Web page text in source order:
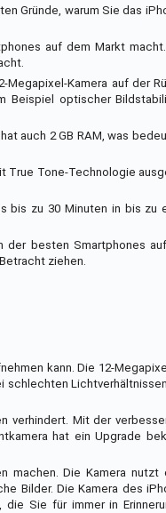
Gründe, warum Sie das
auf dem Markt
Megapixel-Kamera auf der
Beispiel optischer
auch 2 GB RAM, was
True Tone-Technologie
bis zu 30 Minuten in bis zu
der besten Smartphones
ziehen.
kann. Die 12-
schlechten
verhindert. Mit der
hat ein Upgrade
machen. Die Kamera nutzt
Bilder. Die Kamera des
Sie für immer in